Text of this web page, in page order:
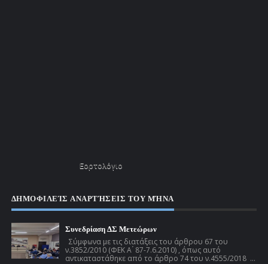
Εορτολόγιο
ΔΗΜΟΦΙΛΕΊΣ ΑΝΑΡΤΉΣΕΙΣ ΤΟΥ ΜΉΝΑ
Συνεδρίαση ΔΣ Μετεώρων
Σύμφωνα με τις διατάξεις του άρθρου 67 του
ν.3852/2010 (ΦΕΚ Α ́ 87-7.6.2010) , όπως αυτό
αντικαταστάθηκε από το άρθρο 74 του ν.4555/2018 ...